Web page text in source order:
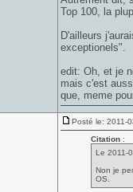
Top 100, la
D'ailleurs
exceptionels".
edit: Oh, et je
mais c'est
que, meme
Posté le: 2011-
Citation:
Le 2011-
Non je
OS.